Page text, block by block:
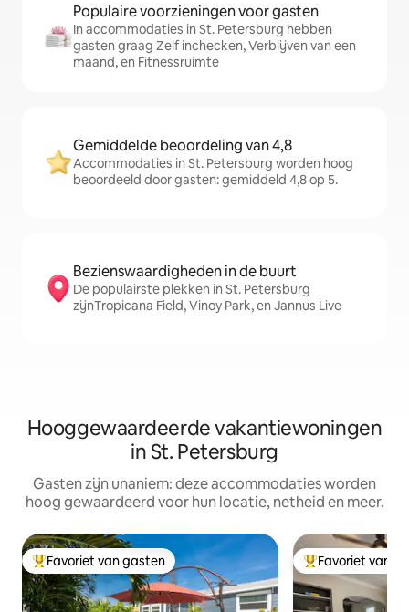
Populaire voorzieningen voor gasten
In accommodaties in St. Petersburg hebben
gasten graag Zelf inchecken, Verblijven van een
maand, en Fitnessruimte
Gemiddelde beoordeling van 4,8
Accommodaties in St. Petersburg worden hoog
beoordeeld door gasten: gemiddeld 4,8 op 5.
Bezienswaardigheden in de buurt
De populairste plekken in St. Petersburg
zijnTropicana Field, Vinoy Park, en Jannus Live
Hooggewaardeerde vakantiewoningen
in St. Petersburg
Gasten zijn unaniem: deze accommodaties worden
hoog gewaardeerd voor hun locatie, netheid en meer.
Topfavoriet van gasten
Favoriet van gasten Topfavoriet van
Favoriet van